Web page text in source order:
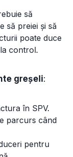
să
să preiei și să
poate duce
control.
greșeli:
în SPV.
parcurs când
pentru